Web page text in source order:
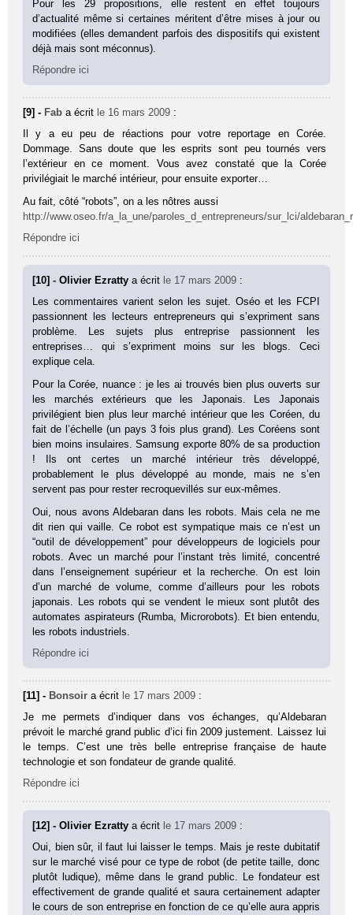
Pour les 29 propositions, elle restent en effet toujours
d’actualité même si certaines méritent d’être mises à jour ou
modifiées (elles demandent parfois des dispositifs qui existent
déjà mais sont méconnus).
Répondre ici
[9] - Fab a écrit le 16 mars 2009 :
Il y a eu peu de réactions pour votre reportage en Corée.
Dommage. Sans doute que les esprits sont peu tournés vers
l’extérieur en ce moment. Vous avez constaté que la Corée
privilégiait le marché intérieur, pour ensuite exporter…
Au fait, côté “robots”, on a les nôtres aussi
http://www.oseo.fr/a_la_une/paroles_d_entrepreneurs/sur_lci/
Répondre ici
[10] - Olivier Ezrattya écrit le 17 mars 2009 :
Les commentaires varient selon les sujet. Oséo et les FCPI
passionnent les lecteurs entrepreneurs qui s’expriment sans
problème. Les sujets plus entreprise passionnent les
entreprises… qui s’expriment moins sur les blogs. Ceci
explique cela.
Pour la Corée, nuance : je les ai trouvés bien plus ouverts sur
les marchés extérieurs que les Japonais. Les Japonais
privilégient bien plus leur marché intérieur que les Coréen, du
fait de l’échelle (un pays 3 fois plus grand). Les Coréens sont
bien moins insulaires. Samsung exporte 80% de sa production
! Ils ont certes un marché intérieur très développé,
probablement le plus développé au monde, mais ne s’en
servent pas pour rester recroquevillés sur eux-mêmes.
Oui, nous avons Aldebaran dans les robots. Mais cela ne me
dit rien qui vaille. Ce robot est sympatique mais ce n’est un
“outil de développement” pour développeurs de logiciels pour
robots. Avec un marché pour l’instant très limité, concentré
dans l’enseignement supérieur et la recherche. On est loin
d’un marché de volume, comme d’ailleurs pour les robots
japonais. Les robots qui se vendent le mieux sont plutôt des
automates aspirateurs (Rumba, Microrobots). Et bien entendu,
les robots industriels.
Répondre ici
[11] - Bonsoir a écrit le 17 mars 2009 :
Je me permets d’indiquer dans vos échanges, qu’Aldebaran
prévoit le marché grand public d’ici fin 2009 justement. Laissez lui
le temps. C’est une très belle entreprise française de haute
technologie et son fondateur de grande qualité.
Répondre ici
[12] - Olivier Ezrattya écrit le 17 mars 2009 :
Oui, bien sûr, il faut lui laisser le temps. Mais je reste dubitatif
sur le marché visé pour ce type de robot (de petite taille, donc
plutôt ludique), même dans le grand public. Le fondateur est
effectivement de grande qualité et saura certainement adapter
le cours de son entreprise en fonction de ce qu’elle aura appris